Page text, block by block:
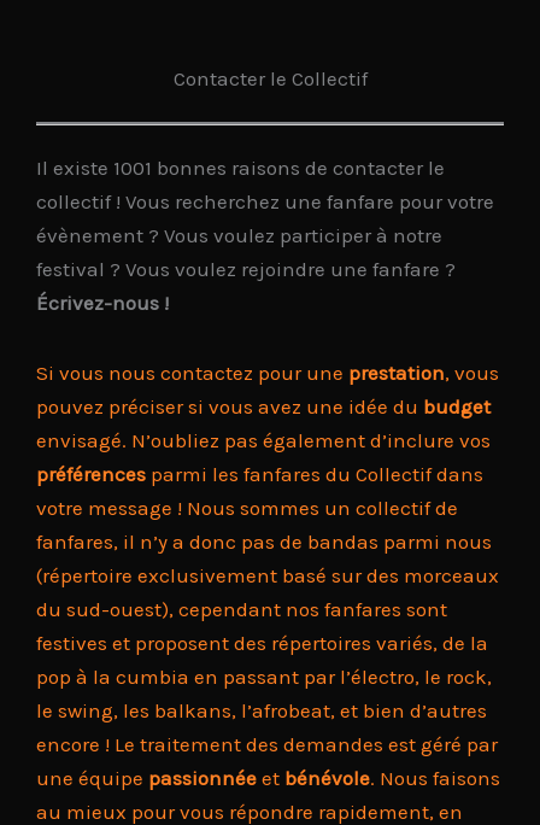
Contacter le Collectif
Il existe 1001 bonnes raisons de contacter le
collectif ! Vous recherchez une fanfare pour votre
évènement ? Vous voulez participer à notre
festival ? Vous voulez rejoindre une fanfare ?
Écrivez-nous !
Si vous nous contactez pour une prestation, vous
pouvez préciser si vous avez une idée du budget
envisagé. N’oubliez pas également d’inclure vos
préférences parmi les fanfares du Collectif dans
votre message ! Nous sommes un collectif de
fanfares, il n’y a donc pas de bandas parmi nous
(répertoire exclusivement basé sur des morceaux
du sud-ouest), cependant nos fanfares sont
festives et proposent des répertoires variés, de la
pop à la cumbia en passant par l’électro, le rock,
le swing, les balkans, l’afrobeat, et bien d’autres
encore ! Le traitement des demandes est géré par
une équipe passionnée et bénévole. Nous faisons
au mieux pour vous répondre rapidement, en